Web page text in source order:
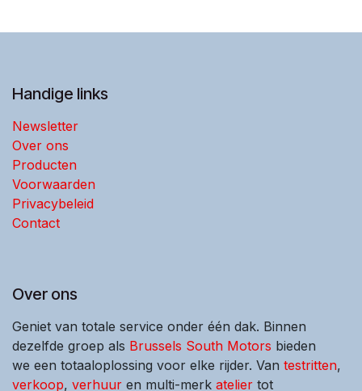
Handige links
Newsletter
Over ons
Producten
Voorwaarden
Privacybeleid
Contact
Over ons
Geniet van totale service onder één dak. Binnen
dezelfde groep als Brussels South Motors bieden
we een totaaloplossing voor elke rijder. Van testritten,
verkoop, verhuur en multi-merk atelier tot